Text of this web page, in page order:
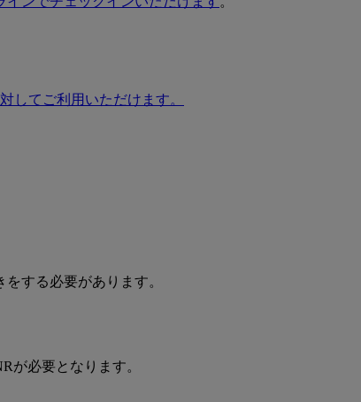
してご利用いただけます。
する必要があります。
が必要となります。